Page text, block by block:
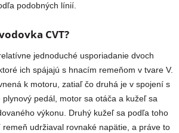
podobných línií.
CVT?
jednoduché usporiadanie dvoch
ich spájajú s hnacím remeňom v tvare V.
k motoru, zatiaľ čo druhá je v spojení s
pedál, motor sa otáča a kužeľ sa
výkonu. Druhý kužeľ sa podľa toho
udržiaval rovnaké napätie, a práve to